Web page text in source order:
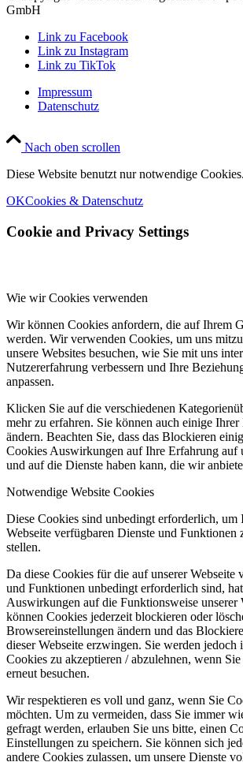
GmbH
Link zu Facebook
Link zu Instagram
Link zu TikTok
Impressum
Datenschutz
Nach oben scrollen
Diese Website benutzt nur notwendige Cookies.
OKCookies & Datenschutz
Cookie and Privacy Settings
Wie wir Cookies verwenden
Wir können Cookies anfordern, die auf Ihrem
werden. Wir verwenden Cookies, um uns
unsere Websites besuchen, wie Sie mit uns
Nutzererfahrung verbessern und Ihre
anpassen.
Klicken Sie auf die verschiedenen
mehr zu erfahren. Sie können auch einige
ändern. Beachten Sie, dass das Blockieren
Cookies Auswirkungen auf Ihre Erfahrung auf
und auf die Dienste haben kann, die wir
Notwendige Website Cookies
Diese Cookies sind unbedingt erforderlich, um
Webseite verfügbaren Dienste und Funktionen
stellen.
Da diese Cookies für die auf unserer Webseite
und Funktionen unbedingt erforderlich sind,
Auswirkungen auf die Funktionsweise unserer
können Cookies jederzeit blockieren oder
Browsereinstellungen ändern und das
dieser Webseite erzwingen. Sie werden jedoch
Cookies zu akzeptieren / abzulehnen, wenn Sie
erneut besuchen.
Wir respektieren es voll und ganz, wenn Sie
möchten. Um zu vermeiden, dass Sie immer
gefragt werden, erlauben Sie uns bitte, einen
Einstellungen zu speichern. Sie können sich
andere Cookies zulassen, um unsere Dienste